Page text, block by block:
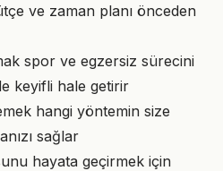
ve zaman planı önceden
spor ve egzersiz sürecini
keyifli hale getirir
hangi yöntemin size
sağlar
hayata geçirmek için